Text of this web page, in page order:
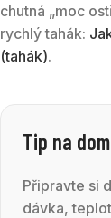
chutná „moc
rychlý tahák:
(tahák).
Tip na
Připravte si
dávka,